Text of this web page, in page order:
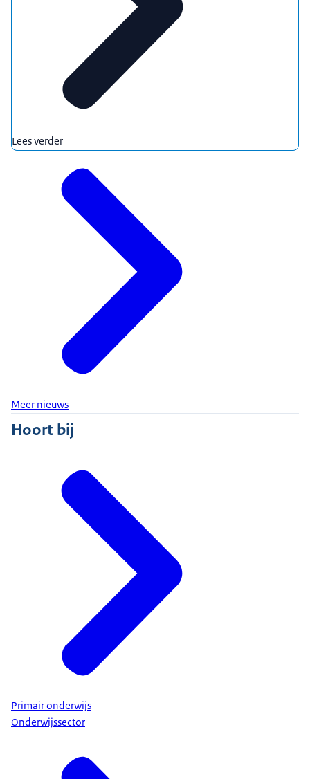
Lees verder
Meer nieuws
Hoort bij
Primair onderwijs
Onderwijssector